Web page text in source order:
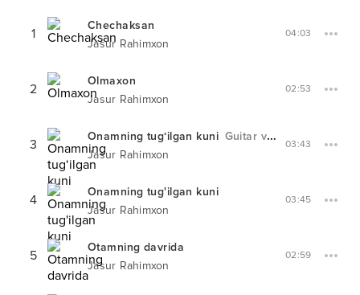
1
Chechaksan
Jasur Rahimxon
04:03
2
Olmaxon
Jasur Rahimxon
02:53
3 Onamning tug‘ilgan kuni Guitar version
Jasur Rahimxon
03:43
4
Onamning tug'ilgan kuni
Jasur Rahimxon
03:45
5
Otamning davrida
Jasur Rahimxon
02:59